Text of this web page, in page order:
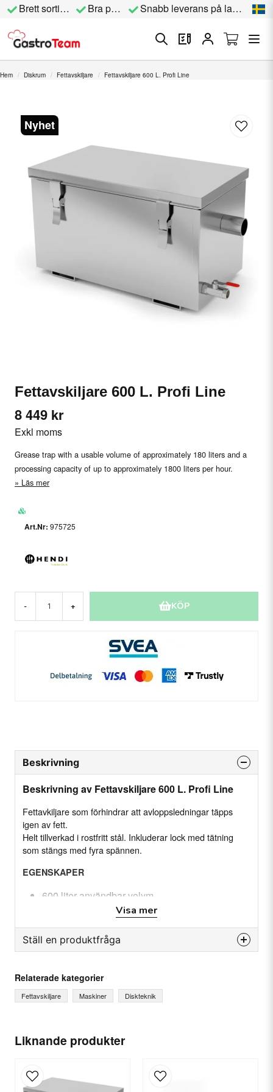
Brett sortiment Bra priser Snabb leverans på lagervara
Hem Diskrum Fettavskiljare Fettavskiljare 600 L. Profi Line
Nyhet
Fettavskiljare 600 L. Profi Line
8 449 kr
Exkl moms
Grease trap with a usable volume of approximately 180 liters and a
processing capacity of up to approximately 1800 liters per hour.
Läs mer
975725
- + KÖP
Liknande produkter
Beskrivning
Beskrivning av Fettavskiljare 600 L. Profi Line
Fettavkiljare som förhindrar att avloppsledningar täpps
igen av fett.
Helt tillverkad i rostfritt stål. Inkluderar lock med tätning
som stängs med fyra spännen.
EGENSKAPER
600 liter användbar volym
Ø50 mm in- och utloppsanslutningar
Två vertikala inre fack för separering av fett och
slam
fettfacket
Användbar volym: 60 Liter
Produktionskapacitet: 600 Liter/tim.
Vikt: (Netto/brutto) 15.55/15.75 kg(s)
Visa mer
Ställ en produktfråga
Fråga oss något om denna produkten...
Ditt namn
email
E-postadress
Relaterade kategorier
Fettavskiljare Maskiner Diskteknik